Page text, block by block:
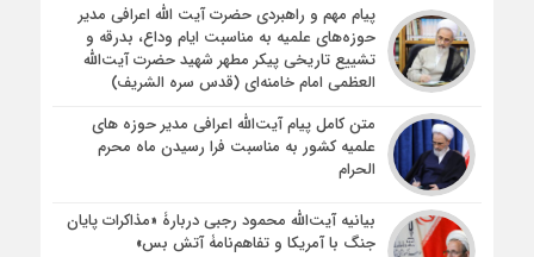
پیام مهم و راهبردی حضرت آیت الله اعرافی مدیر
حوزه‌های علمیه به مناسبت ایام وداع، بدرقه و
تشییع تاریخی پیکر مطهر شهید حضرت آیت‌الله
العظمی امام خامنه‌ای (قدس سره الشریف)
متن کامل پیام آیت‌الله اعرافی مدیر حوزه های
علمیه کشور به مناسبت فرا رسیدن ماه محرم
الحرام
بیانیه آیت‌الله محمود رجبی دربارۀ «مذاکرات پایان
جنگ با آمریکا و تفاهم‌نامۀ آتش بس»